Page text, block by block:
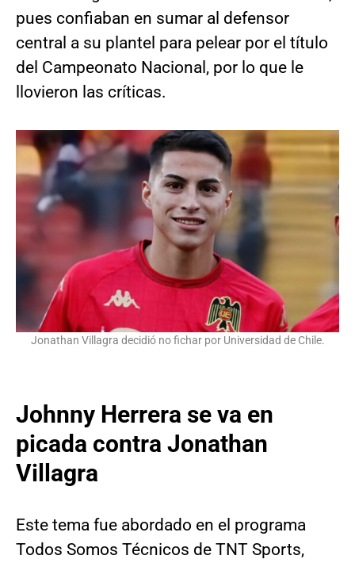
pues confiaban en sumar al defensor
central a su plantel para pelear por el título
del Campeonato Nacional, por lo que le
llovieron las críticas.
Jonathan Villagra decidió no fichar por Universidad de Chile.
Johnny Herrera se va en
picada contra Jonathan
Villagra
Este tema fue abordado en el programa
Todos Somos Técnicos de TNT Sports,